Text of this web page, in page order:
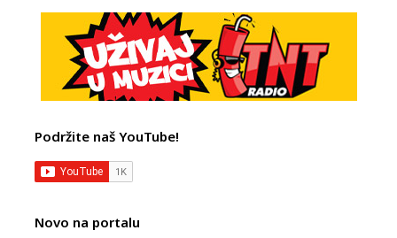
Podržite naš YouTube!
Novo na portalu